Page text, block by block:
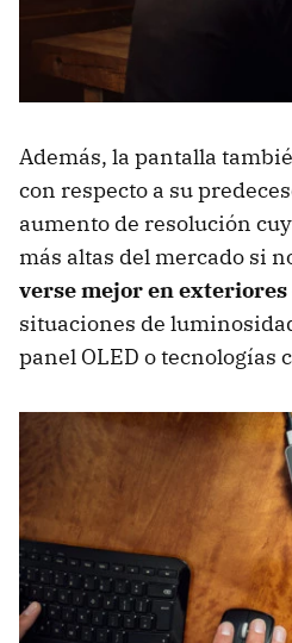
Además, la pantalla
con respecto a su
aumento de resolución
más altas del mercado si
verse mejor en exteriores
situaciones de
panel OLED o tecnologías